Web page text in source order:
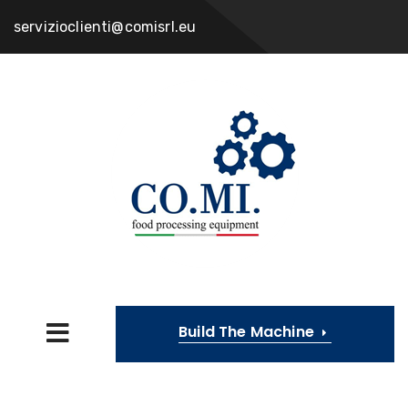
servizioclienti@comisrl.eu
Build The Machine